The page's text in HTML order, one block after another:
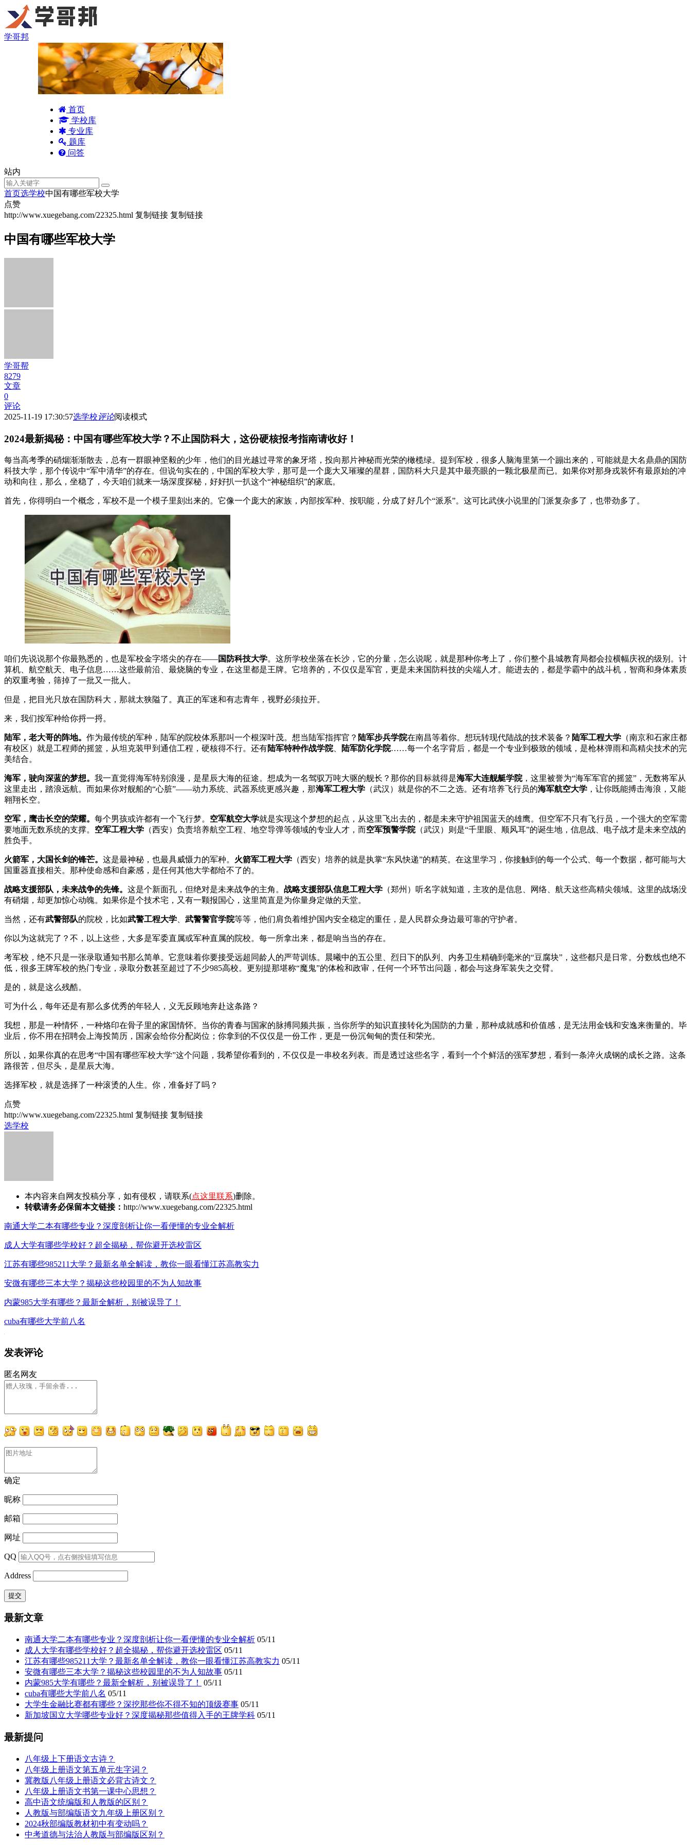
学哥邦
首页
学校库
专业库
题库
问答
站内
首页选学校中国有哪些军校大学
点赞
http://www.xuegebang.com/22325.html 复制链接 复制链接
中国有哪些军校大学
学哥帮
8279
文章
0
评论
2025-11-19 17:30:57选学校评论阅读模式
2024最新揭秘：中国有哪些军校大学？不止国防科大，这份硬核报考指南请收好！
每当高考季的硝烟渐渐散去，总有一群眼神坚毅的少年，他们的目光越过寻常的象牙塔，投向那片神秘而光荣的橄榄绿。提到军校，很多人脑海里第一个蹦出来的，可能就是大名鼎鼎的国防
科技大学，那个传说中“军中清华”的存在。但说句实在的，中国的军校大学，那可是一个庞大又璀璨的星群，国防科大只是其中最亮眼的一颗北极星而已。如果你对那身戎装怀有最原始的冲
动和向往，那么，坐稳了，今天咱们就来一场深度探秘，好好扒一扒这个“神秘组织”的家底。
首先，你得明白一个概念，军校不是一个模子里刻出来的。它像一个庞大的家族，内部按军种、按职能，分成了好几个“派系”。这可比武侠小说里的门派复杂多了，也带劲多了。
咱们先说说那个你最熟悉的，也是军校金字塔尖的存在——国防科技大学。这所学校坐落在长沙，它的分量，怎么说呢，就是那种你考上了，你们整个县城教育局都会拉横幅庆祝的级别。计
算机、航空航天、电子信息……这些最前沿、最烧脑的专业，在这里都是王牌。它培养的，不仅仅是军官，更是未来国防科技的尖端人才。能进去的，都是学霸中的战斗机，智商和身体素质
的双重考验，筛掉了一批又一批人。
但是，把目光只放在国防科大，那就太狭隘了。真正的军迷和有志青年，视野必须拉开。
来，我们按军种给你捋一捋。
陆军，老大哥的阵地。 作为最传统的军种，陆军的院校体系那叫一个根深叶茂。想当陆军指挥官？ 陆军步兵学院在南昌等着你。想玩转现代陆战的技术装备？ 陆军工程大学 （南京和石家庄都
有校区）就是工程师的摇篮，从坦克装甲到通信工程，硬核得不行。还有陆军特种作战学院、 陆军防化学院……每一个名字背后，都是一个专业到极致的领域，是枪林弹雨和高精尖技术的完
美结合。
海军，驶向深蓝的梦想。 我一直觉得海军特别浪漫，是星辰大海的征途。想成为一名驾驭万吨大驱的舰长？那你的目标就得是海军大连舰艇学院，这里被誉为“海军军官的摇篮”，无数将军从
这里走出，踏浪远航。而如果你对舰船的“心脏”——动力系统、武器系统更感兴趣，那海军工程大学 （武汉）就是你的不二之选。还有培养飞行员的海军航空大学 ，让你既能搏击海浪，又能
翱翔长空。
空军，鹰击长空的荣耀。 每个男孩或许都有一个飞行梦。 空军航空大学就是实现这个梦想的起点，从这里飞出去的，都是未来守护祖国蓝天的雄鹰。但空军不只有飞行员，一个强大的空军需
要地面无数系统的支撑。 空军工程大学 （西安）负责培养航空工程、地空导弹等领域的专业人才，而空军预警学院（武汉）则是“千里眼、顺风耳”的诞生地，信息战、电子战才是未来空战的
胜负手。
火箭军，大国长剑的锋芒。 这是最神秘，也最具威慑力的军种。 火箭军工程大学 （西安）培养的就是执掌“东风快递”的精英。在这里学习，你接触到的每一个公式、每一个数据，都可能与大
国重器直接相关。那种使命感和自豪感，是任何其他大学都给不了的。
战略支援部队，未来战争的先锋。 这是个新面孔，但绝对是未来战争的主角。 战略支援部队信息工程大学 （郑州）听名字就知道，主攻的是信息、网络、航天这些高精尖领域。这里的战场没
有硝烟，却更加惊心动魄。如果你是个技术宅，又有一颗报国心，这里简直是为你量身定做的天堂。
当然，还有武警部队的院校，比如武警工程大学 武警警官学院等等，他们肩负着维护国内安全稳定的重任，是人民群众身边最可靠的守护者。
你以为这就完了？不，以上这些，大多是军委直属或军种直属的院校。每一所拿出来，都是响当当的存在。
考军校，绝不只是一张录取通知书那么简单。它意味着你要接受远超同龄人的严苛训练。晨曦中的五公里、烈日下的队列、内务卫生精确到毫米的“豆腐块”，这些都只是日常。分数线也绝不
低，很多王牌军校的热门专业，录取分数甚至超过了不少985高校。更别提那堪称“魔鬼”的体检和政审，任何一个环节出问题，都会与这身军装失之交臂。
是的，就是这么残酷。
可为什么，每年还是有那么多优秀的年轻人，义无反顾地奔赴这条路？
我想，那是一种情怀，一种烙印在骨子里的家国情怀。当你的青春与国家的脉搏同频共振，当你所学的知识直接转化为国防的力量，那种成就感和价值感，是无法用金钱和安逸来衡量的。毕
业后，你不用在招聘会上海投简历，国家会给你分配岗位；你拿到的不仅仅是一份工作，更是一份沉甸甸的责任和荣光。
所以，如果你真的在思考“中国有哪些军校大学”这个问题，我希望你看到的，不仅仅是一串校名列表。而是透过这些名字，看到一个个鲜活的强军梦想，看到一条淬火成钢的成长之路。这条
路很苦，但尽头，是星辰大海。
选择军校，就是选择了一种滚烫的人生。你，准备好了吗？
点赞
http://www.xuegebang.com/22325.html 复制链接 复制链接
选学校
本内容来自网友投稿分享，如有侵权，请联系(点这里联系)删除。
转载请务必保留本文链接： http://www.xuegebang.com/22325.html
南通大学二本有哪些专业？深度剖析让你一看便懂的专业全解析
成人大学有哪些学校好？超全揭秘，帮你避开选校雷区
江苏有哪些985211大学？最新名单全解读，教你一眼看懂江苏高教实力
安微有哪些三本大学？揭秘这些校园里的不为人知故事
内蒙985大学有哪些？最新全解析，别被误导了！
cuba有哪些大学前八名
发表评论
匿名网友
确定
昵称
邮箱
网址
QQ
Address
最新文章
南通大学二本有哪些专业？深度剖析让你一看便懂的专业全解析 05/11
成人大学有哪些学校好？超全揭秘，帮你避开选校雷区 05/11
江苏有哪些985211大学？最新名单全解读，教你一眼看懂江苏高教实力 05/11
安微有哪些三本大学？揭秘这些校园里的不为人知故事 05/11
内蒙985大学有哪些？最新全解析，别被误导了！
05/11
cuba有哪些大学前八名 05/11
大学生金融比赛都有哪些？深挖那些你不得不知的顶级赛事 05/11
新加坡国立大学哪些专业好？深度揭秘那些值得入手的王牌学科 05/11
最新提问
八年级上下册语文古诗？
八年级上册语文第五单元生字词？
冀教版八年级上册语文必背古诗文？
八年级上册语文书第一课中心思想？
高中语文统编版和人教版的区别？
人教版与部编版语文九年级上册区别？
2024秋部编版教材初中有变动吗？
中考道德与法治人教版与部编版区别？